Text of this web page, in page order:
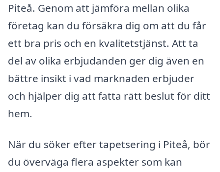
Piteå. Genom att jämföra mellan olika
företag kan du försäkra dig om att du får
ett bra pris och en kvalitetstjänst. Att ta
del av olika erbjudanden ger dig även en
bättre insikt i vad marknaden erbjuder
och hjälper dig att fatta rätt beslut för ditt
hem.
När du söker efter tapetsering i Piteå, bör
du överväga flera aspekter som kan